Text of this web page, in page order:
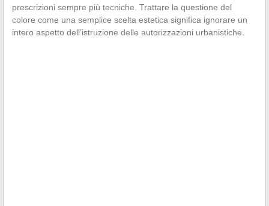
prescrizioni sempre più tecniche. Trattare la questione del
colore come una semplice scelta estetica significa ignorare un
intero aspetto dell’istruzione delle autorizzazioni urbanistiche.